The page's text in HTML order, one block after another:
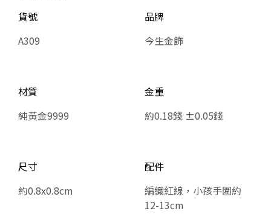
貨號
A309
品牌
今生金飾
材質
純黃金9999
金重
約0.18錢 ±0.05錢
尺寸
約0.8x0.8cm
配件
編織紅線，小孩手圍約
12-13cm